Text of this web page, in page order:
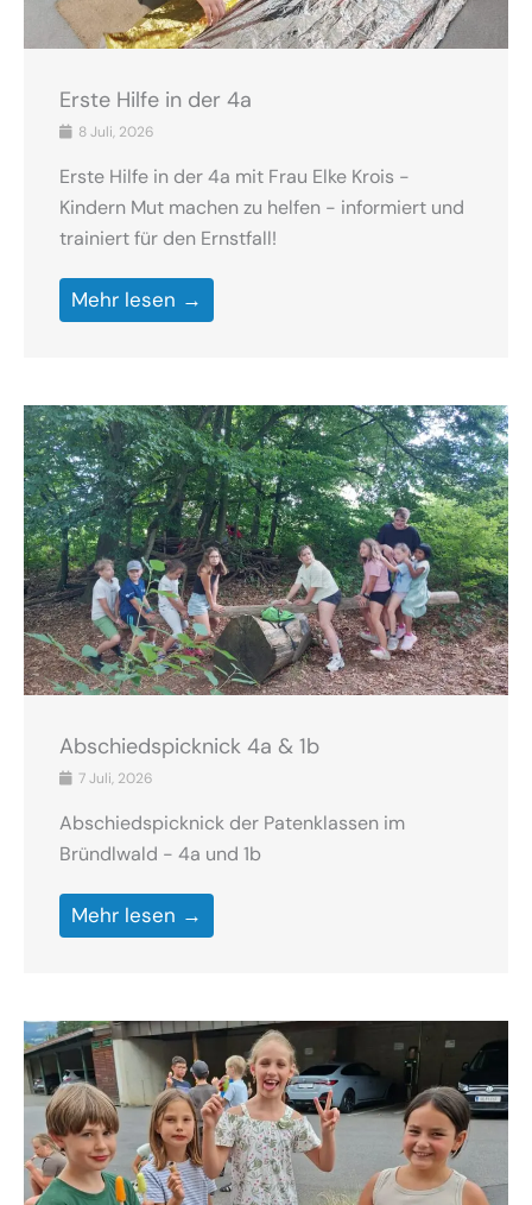
Erste Hilfe in der 4a
8 Juli, 2026
Erste Hilfe in der 4a mit Frau Elke Krois -
Kindern Mut machen zu helfen - informiert und
trainiert für den Ernstfall!
Mehr lesen →
Abschiedspicknick 4a & 1b
7 Juli, 2026
Abschiedspicknick der Patenklassen im
Bründlwald - 4a und 1b
Mehr lesen →